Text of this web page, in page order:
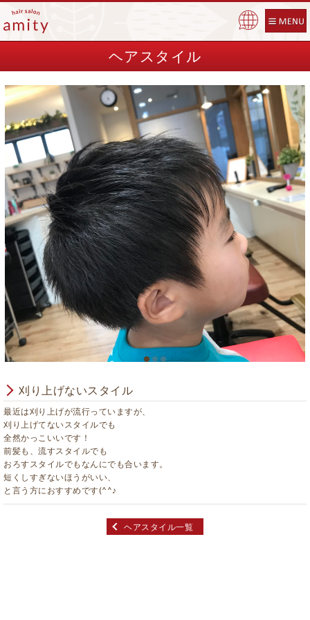
ヘアスタイル
刈り上げないスタイル
最近は刈り上げが流行っていますが、
刈り上げてないスタイルでも
全然かっこいいです！
前髪も、流すスタイルでも
おろすスタイルでもなんにでも合います。
短くしすぎないほうがいい、
と言う方におすすめです(^^♪
ヘアスタイル一覧